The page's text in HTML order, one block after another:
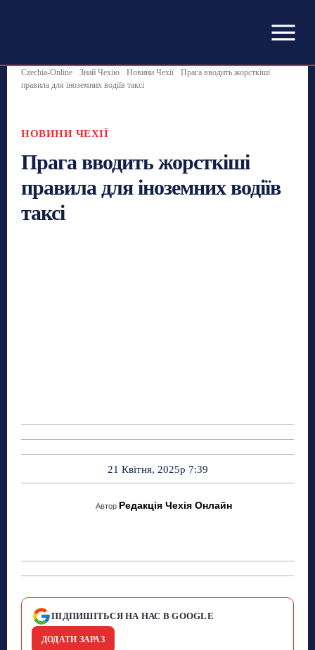
Czechia-Online Знай Чехію Новини Чехії
Прага вводить жорсткіші
правила для іноземних водіїв таксі
НОВИНИ ЧЕХІЇ
Прага вводить жорсткіші
правила для іноземних водіїв
таксі
21 Квітня, 2025р 7:39
Автор Редакція Чехія Онлайн
ПІДПИШІТЬСЯ НА НАС В GOOGLE
ДОДАТИ ЗАРАЗ